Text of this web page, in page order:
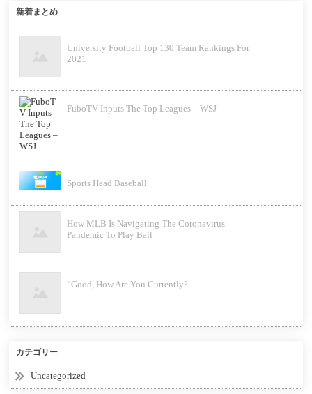
新着まとめ
University Football Top 130 Team Rankings For
2021
FuboTV Inputs The Top Leagues – WSJ
Sports Head Baseball
How MLB Is Navigating The Coronavirus
Pandemic To Play Ball
“Good, How Are You Currently?
カテゴリー
Uncategorized